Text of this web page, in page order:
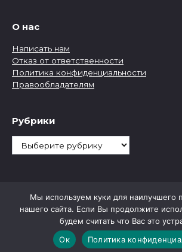
О нас
Написать нам
Отказ от ответственности
Политика конфиденциальности
Правообладателям
Рубрики
Рубрики
Мы используем куки для наилучшего
нашего сайта. Если Вы продолжите
будем считать что Вас это
Ок
Политика